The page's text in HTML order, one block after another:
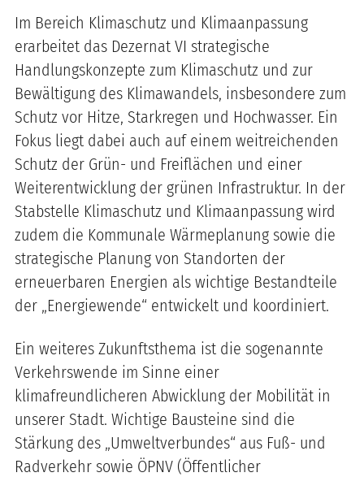
Im Bereich Klimaschutz und Klimaanpassung
erarbeitet das Dezernat VI strategische
Handlungskonzepte zum Klimaschutz und zur
Bewältigung des Klimawandels, insbesondere zum
Schutz vor Hitze, Starkregen und Hochwasser. Ein
Fokus liegt dabei auch auf einem weitreichenden
Schutz der Grün- und Freiflächen und einer
Weiterentwicklung der grünen Infrastruktur. In der
Stabstelle Klimaschutz und Klimaanpassung wird
zudem die Kommunale Wärmeplanung sowie die
strategische Planung von Standorten der
erneuerbaren Energien als wichtige Bestandteile
der „Energiewende“ entwickelt und koordiniert.
Ein weiteres Zukunftsthema ist die sogenannte
Verkehrswende im Sinne einer
klimafreundlicheren Abwicklung der Mobilität in
unserer Stadt. Wichtige Bausteine sind die
Stärkung des „Umweltverbundes“ aus Fuß- und
Radverkehr sowie ÖPNV (Öffentlicher